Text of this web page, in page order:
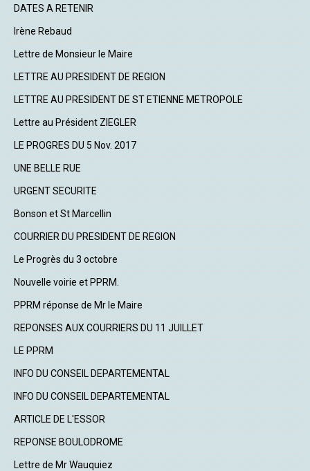
DATES A RETENIR
Irène Rebaud
Lettre de Monsieur le Maire
LETTRE AU PRESIDENT DE REGION
LETTRE AU PRESIDENT DE ST ETIENNE METROPOLE
Lettre au Président ZIEGLER
LE PROGRES DU 5 Nov. 2017
UNE BELLE RUE
URGENT SECURITE
Bonson et St Marcellin
COURRIER DU PRESIDENT DE REGION
Le Progrès du 3 octobre
Nouvelle voirie et PPRM.
PPRM réponse de Mr le Maire
REPONSES AUX COURRIERS DU 11 JUILLET
LE PPRM
INFO DU CONSEIL DEPARTEMENTAL
INFO DU CONSEIL DEPARTEMENTAL
ARTICLE DE L'ESSOR
REPONSE BOULODROME
Lettre de Mr Wauquiez